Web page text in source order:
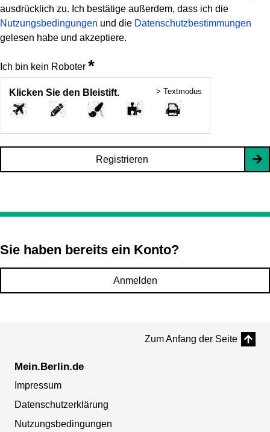
ausdrücklich zu. Ich bestätige außerdem, dass ich die
Nutzungsbedingungen und die Datenschutzbestimmungen
gelesen habe und akzeptiere.
Ich bin kein Roboter *
Klicken Sie den Bleistift. > Textmodus
Registrieren
Sie haben bereits ein Konto?
Anmelden
Zum Anfang der Seite
Mein.Berlin.de
Impressum
Datenschutzerklärung
Nutzungsbedingungen